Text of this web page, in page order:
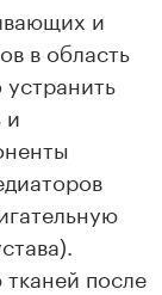
и
в область
и
после